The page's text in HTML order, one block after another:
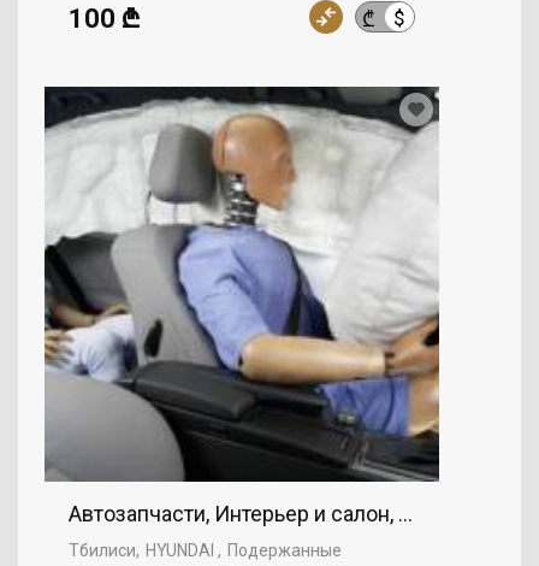
₾ $
100 ₾
Автозапчасти, Интерьер и салон, HYUNDAI
Тбилиси HYUNDAI Подержанные